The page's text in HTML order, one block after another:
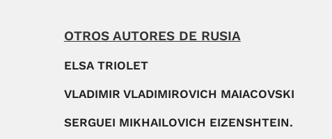
OTROS AUTORES DE RUSIA
ELSA TRIOLET
VLADIMIR VLADIMIROVICH MAIACOVSKI
SERGUEI MIKHAILOVICH EIZENSHTEIN.